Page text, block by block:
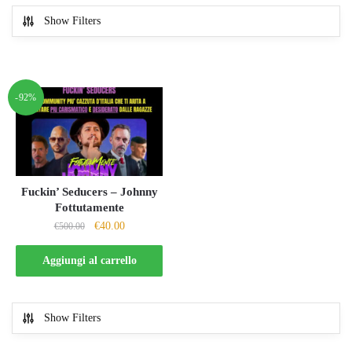
Show Filters
-92%
Fuckin’ Seducers – Johnny
Fottutamente
€500.00
Il
prezzo
originale
era:
€40.00Il
prezzo
attuale
è:
Aggiungi al carrello
Show Filters